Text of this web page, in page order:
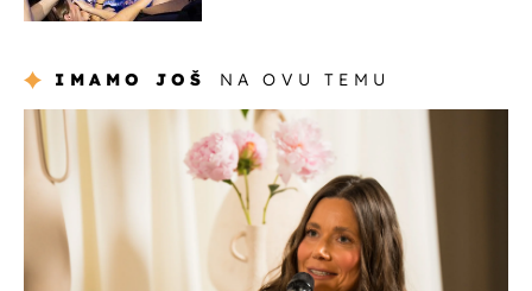
IMAMO JOŠ NA OVU TEMU
moda & ljepota